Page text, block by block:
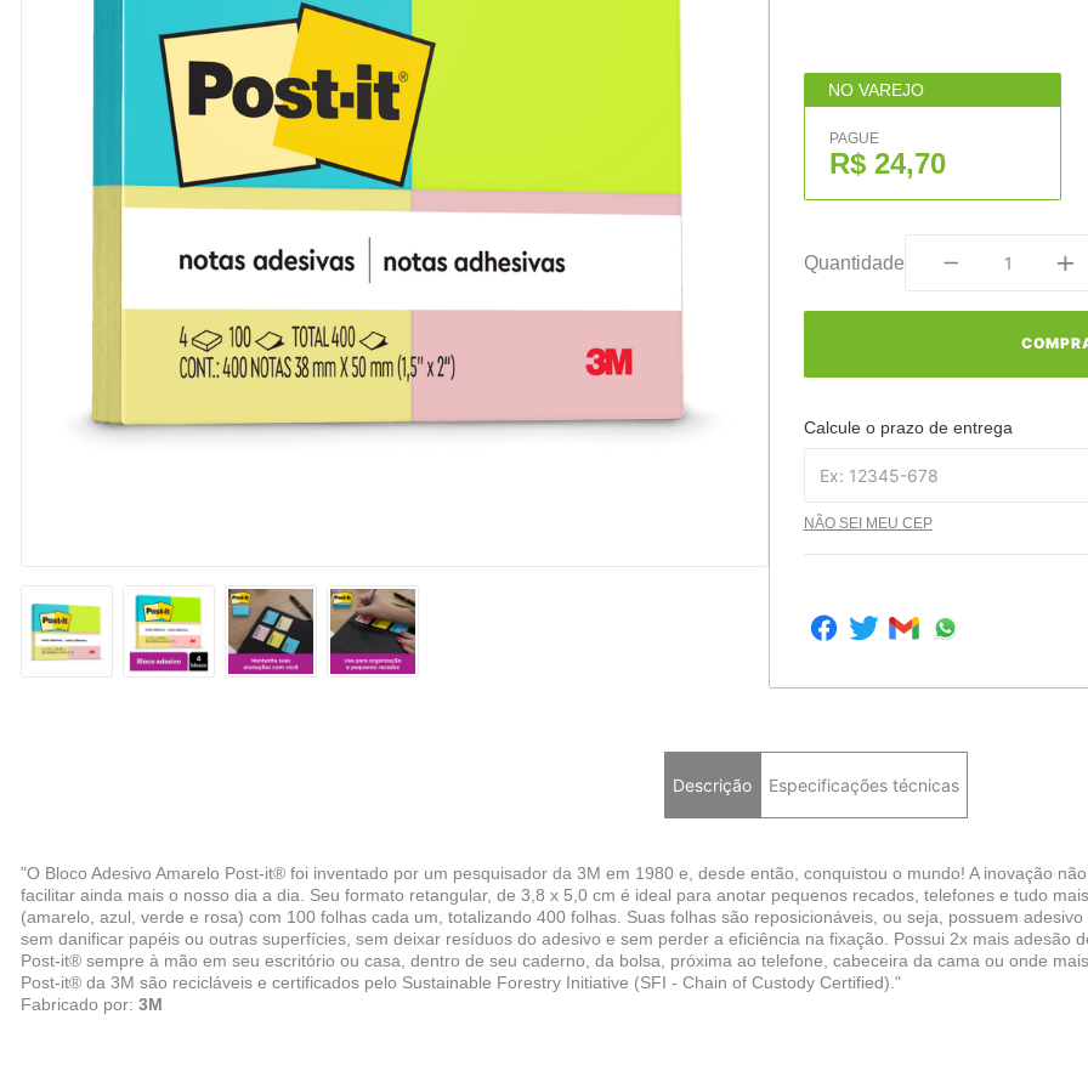
NO VAREJO
PAGUE
R$ 24,70
Quantidade
Calcule o prazo de entrega
NÃO SEI MEU CEP
Descrição Especificações técnicas
"O Bloco Adesivo Amarelo Post-it® foi inventado por um pesquisador da 3M em 1980 e, desde então, conquistou o mundo! A inovação
facilitar ainda mais o nosso dia a dia. Seu formato retangular, de 3,8 x 5,0 cm é ideal para anotar pequenos recados, telefones e tudo
(amarelo, azul, verde e rosa) com 100 folhas cada um, totalizando 400 folhas. Suas folhas são reposicionáveis, ou seja, possuem
sem danificar papéis ou outras superfícies, sem deixar resíduos do adesivo e sem perder a eficiência na fixação. Possui 2x mais adesão
Post-it® sempre à mão em seu escritório ou casa, dentro de seu caderno, da bolsa, próxima ao telefone, cabeceira da cama ou onde
Post-it® da 3M são recicláveis e certificados pelo Sustainable Forestry Initiative (SFI - Chain of Custody Certified)."
Fabricado por: 3M
barbante
10º fita